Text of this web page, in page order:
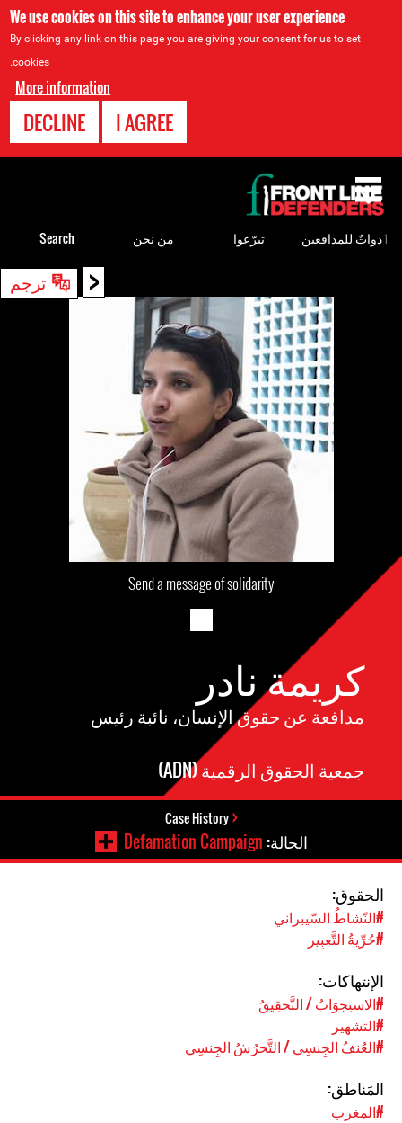
We use cookies on this site to enhance your user experience
By clicking any link on this page you are giving your consent for us to set
cookies.
More information
I AGREE
DECLINE
< ترجم
Send a message of solidarity
كريمة نادر
مدافعة عن حقوق الإنسان، نائبة رئيس
جمعية الحقوق الرقمية (ADN)
Case History
الحالة: Defamation Campaign
الحقوق:
#النّشاطُ السّيبراني
#حُرِّيةُ التَّعبِير
الإنتهاكات:
#الاستِجوَابُ / التَّحقِيقُ
#التشهير
#العُنفُ الجِنسِي / التَّحرُشُ الجِنسِي
المَناطق:
#المغرب
to
top
ٲدواتٌ للمدافعين تبرّعوا من نحن Search